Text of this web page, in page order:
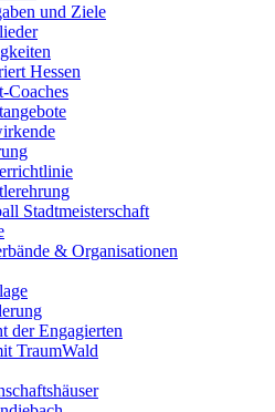
und Ziele
Hessen
Coaches
Stadtmeisterschaft
& Organisationen
der Engagierten
TraumWald